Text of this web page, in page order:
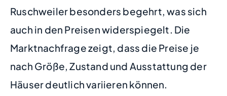
Ruschweiler besonders begehrt, was sich
auch in den Preisen widerspiegelt. Die
Marktnachfrage zeigt, dass die Preise je
nach Größe, Zustand und Ausstattung der
Häuser deutlich variieren können.